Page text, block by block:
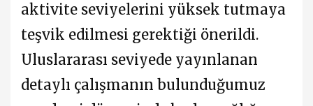
aktivite seviyelerini yüksek tutmaya
teşvik edilmesi gerektiği önerildi.
Uluslararası seviyede yayınlanan
detaylı çalışmanın bulunduğumuz